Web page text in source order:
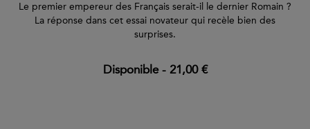
Le premier empereur des Français serait-il le dernier Romain ?
La réponse dans cet essai novateur qui recèle bien des
surprises.
Disponible- 21,00 €